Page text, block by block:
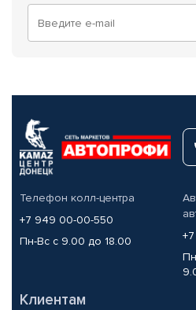
Телефон колл-центра
+7 949 00-00-550
Пн-Вс с 9.00 до 18.00
Клиентам